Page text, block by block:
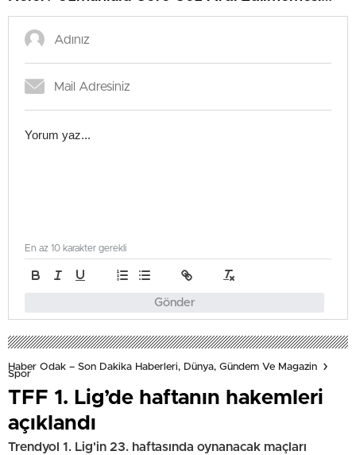
Gereken İşaretler
Gönder
En az 10 karakter gerekli
Haber Odak – Son Dakika Haberleri, Dünya, Gündem Ve Magazin
Spor
TFF 1. Lig’de haftanın hakemleri
açıklandı
Trendyol 1. Lig'in 23. haftasında oynanacak maçları